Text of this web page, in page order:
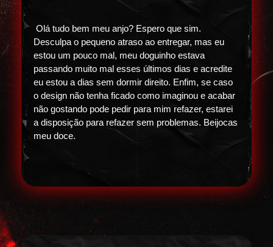
Olá tudo bem meu anjo? Espero que sim.
Desculpa o pequeno atraso ao entregar, mas eu
estou um pouco mal, meu doguinho estava
passando muito mal esses últimos dias e acredite
eu estou a dias sem dormir direito. Enfim, se caso
o design não tenha ficado como imaginou e acabar
não gostando pode pedir para mim refazer, estarei
a disposição para refazer sem problemas. Beijocas
meu doce.